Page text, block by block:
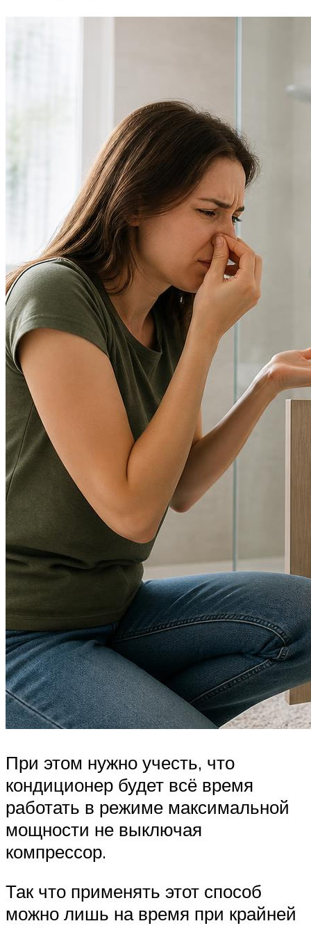
При этом нужно учесть, что
кондиционер будет всё время
работать в режиме максимальной
мощности не выключая
компрессор.
Так что применять этот способ
можно лишь на время при крайней